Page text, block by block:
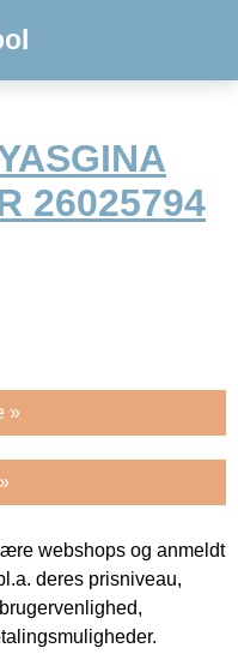
26025794
»
webshops og anmeldt
deres prisniveau,